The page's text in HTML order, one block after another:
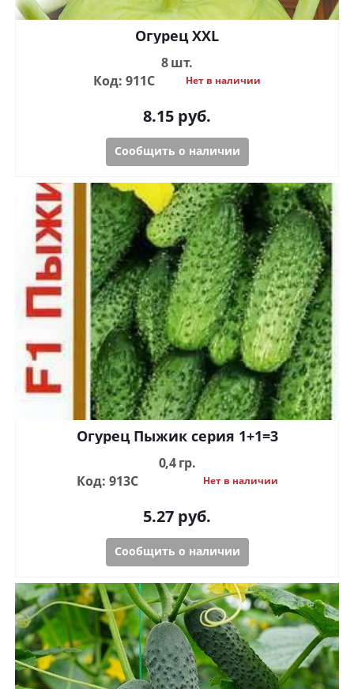
Огурец XXL
8 шт.
Код: 911С
Нет в наличии
8.15 руб.
Сообщить о наличии
Огурец Пыжик серия 1+1=3
0,4 гр.
Код: 913С
Нет в наличии
5.27 руб.
Сообщить о наличии